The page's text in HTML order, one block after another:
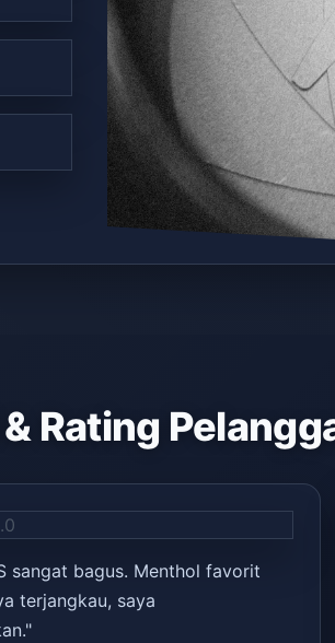
Rating
sangat bagus. Menthol favorit
terjangkau, saya